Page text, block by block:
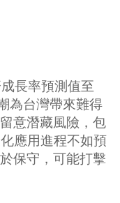
長率預測值至
為台灣帶來難得
意潛藏風險，包
應用進程不如預
保守，可能打擊